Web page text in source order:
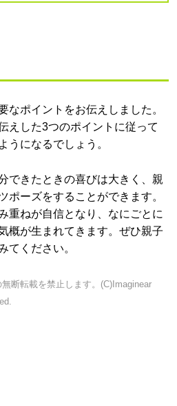
なポイントをお伝えしました。
えした3つのポイントに従って
うになるでしょう。
できたときの喜びは大きく、親
ポーズをすることができます。
重ねが自信となり、なにごとに
概が生まれてきます。ぜひ親子
てください。
断転載を禁止します。(C)Imaginear